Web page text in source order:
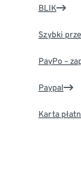
BLIK
Szybki
PayPo –
Paypal
Karta